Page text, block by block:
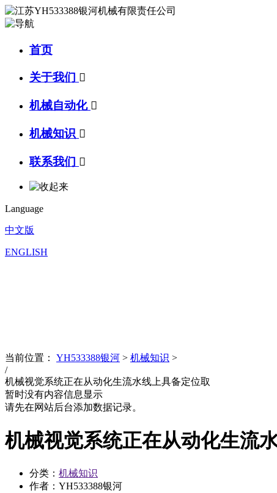
首页
关于我们 
机械自动化 
机械知识 
联系我们 
Language
中文版
ENGLISH
当前位置： YH533388银河 > 机械知识 >
/
机械视觉系统正在从动化生流水线上具备定位取
暂时没有内容信息显示
请先在网站后台添加数据记录。
机械视觉系统正在从动化生流
分类： 机械知识
作者：YH533388银河